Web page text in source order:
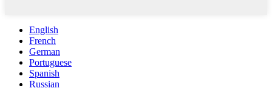
English
French
German
Portuguese
Spanish
Russian